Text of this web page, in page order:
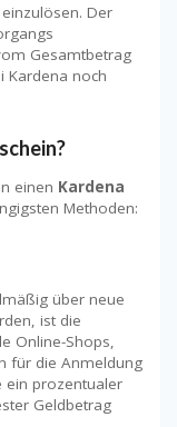
Der
Gesamtbetrag
Kardena noch
einen Kardena
Methoden:
über neue
ist die
Online-Shops,
für die Anmeldung
ein prozentualer
Geldbetrag